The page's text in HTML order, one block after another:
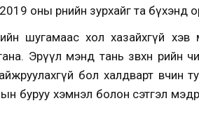
2019 оны өрнийн зурхайг та
шугамаас хол хазайхгүй
Эрүүл мэнд тань зөвхөн
бол халдварт өвчин
буруу хэмнэл болон сэтгэл